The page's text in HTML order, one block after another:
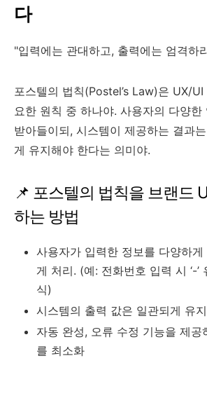
다
"입력에는 관대하고, 출력에는 엄격하
포스텔의 법칙(Postel’s Law)은 UX/
요한 원칙 중 하나야. 사용자의 다양한
받아들이되, 시스템이 제공하는 결과
게 유지해야 한다는 의미야.
📌 포스텔의 법칙을 브랜드
하는 방법
사용자가 입력한 정보를 다양하
게 처리. (예: 전화번호 입력 시 ‘-’
식)
시스템의 출력 값은 일관되게 유
자동 완성, 오류 수정 기능을 제공
를 최소화